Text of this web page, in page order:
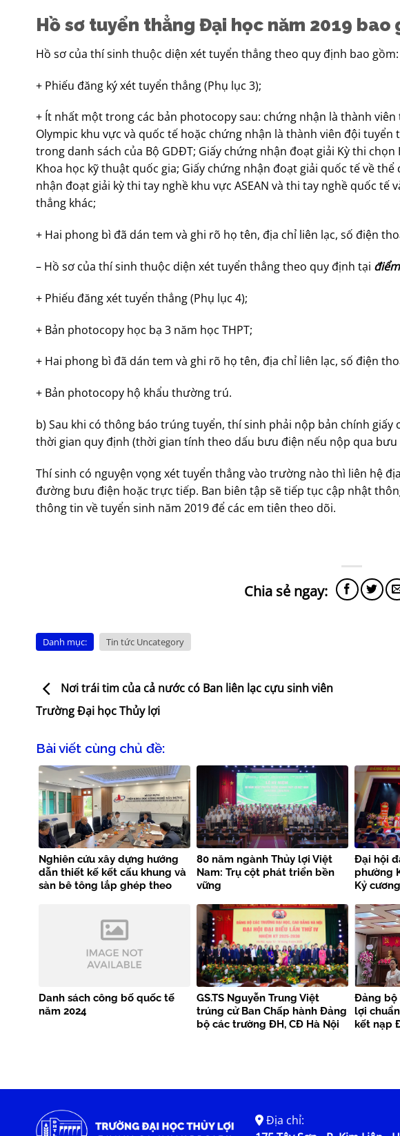
Hồ sơ tuyển thẳng Đại học năm 2019 bao
Hồ sơ của thí sinh thuộc diện xét tuyển thẳng theo quy định bao gồm:
+ Phiếu đăng ký xét tuyển thẳng (Phụ lục 3);
+ Ít nhất một trong các bản photocopy sau: chứng nhận là thành
Olympic khu vực và quốc tế hoặc chứng nhận là thành viên đội
trong danh sách của Bộ GDĐT; Giấy chứng nhận đoạt giải Kỳ thi
Khoa học kỹ thuật quốc gia; Giấy chứng nhận đoạt giải quốc tế về
nhận đoạt giải kỳ thi tay nghề khu vực ASEAN và thi tay nghề quốc
thẳng khác;
+ Hai phong bì đã dán tem và ghi rõ họ tên, địa chỉ liên lạc, số điện
– Hồ sơ của thí sinh thuộc diện xét tuyển thẳng theo quy định tại
+ Phiếu đăng xét tuyển thẳng (Phụ lục 4);
+ Bản photocopy học bạ 3 năm học THPT;
+ Hai phong bì đã dán tem và ghi rõ họ tên, địa chỉ liên lạc, số điện
+ Bản photocopy hộ khẩu thường trú.
b) Sau khi có thông báo trúng tuyển, thí sinh phải nộp bản chính
thời gian quy định (thời gian tính theo dấu bưu điện nếu nộp qua
Thí sinh có nguyện vọng xét tuyển thẳng vào trường nào thì liên hệ
đường bưu điện hoặc trực tiếp. Ban biên tập sẽ tiếp tục cập nhật
thông tin về tuyển sinh năm 2019 để các em tiên theo dõi.
Danh mục: Tin tức Uncategory
Nơi trái tim của cả nước có Ban liên lạc cựu sinh viên
Trường Đại học Thủy lợi
Bài viết cùng chủ đề:
Nghiên cứu xây dựng hướng
dẫn thiết kế kết cấu khung và
sàn bê tông lắp ghép theo
80 năm ngành Thủy lợi Việt
Nam: Trụ cột phát triển bền
vững
Đại hội
phường
Kỷ
Danh sách công bố quốc tế
năm 2024
GS.TS Nguyễn Trung Việt
trúng cử Ban Chấp hành Đảng
bộ các trường ĐH, CĐ Hà Nội
Đảng bộ
lợi
kết nạp
Địa chỉ: